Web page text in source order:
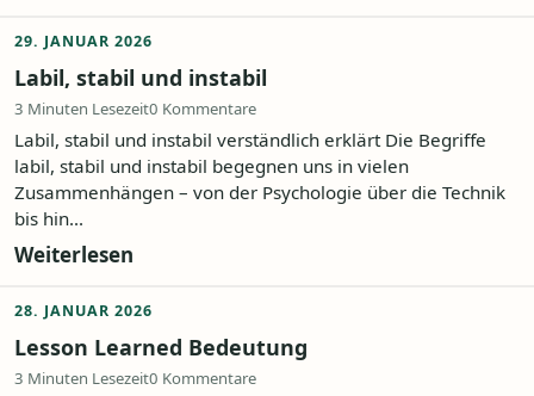
29. JANUAR 2026
Labil, stabil und instabil
3 Minuten Lesezeit0 Kommentare
Labil, stabil und instabil verständlich erklärt Die Begriffe
labil, stabil und instabil begegnen uns in vielen
Zusammenhängen – von der Psychologie über die Technik
bis hin...
Weiterlesen
28. JANUAR 2026
Lesson Learned Bedeutung
3 Minuten Lesezeit0 Kommentare